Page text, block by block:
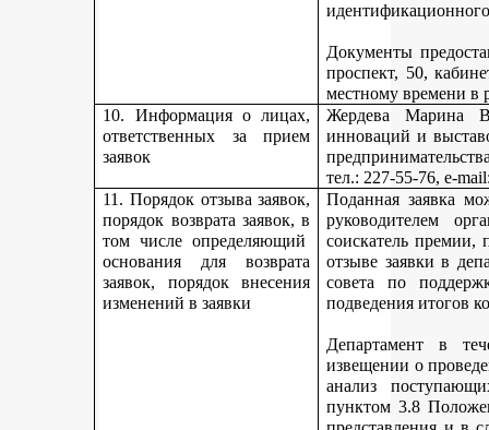
Документы
проспект, 50,
местному времени в
10. Информация о лицах,
ответственных за прием
заявок
Жердева Марина
инноваций и
тел.: 227-55-76, e-
11. Порядок отзыва заявок,
порядок возврата заявок, в
том числе определяющий
основания для возврата
заявок, порядок внесения
изменений в заявки
Поданная заявка
руководителем
соискатель премии,
отзыве заявки в
совета по
подведения итогов
Департамент в
извещении о
анализ
пунктом 3.8